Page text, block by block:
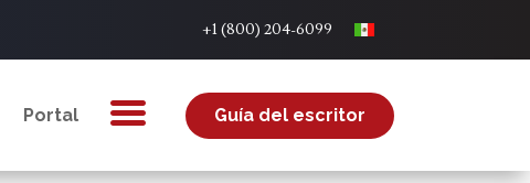
+1 (800) 204-6099
Portal Guía del escritor